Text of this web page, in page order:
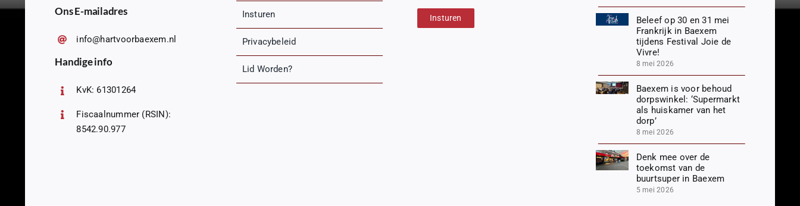
Ons E-mailadres
info@hartvoorbaexem.nl
Handige info
KvK: 61301264
Fiscaalnummer (RSIN):
8542.90.977
Insturen
Privacybeleid
Lid Worden?
Insturen
Beleef op 30 en 31 mei
Frankrijk in Baexem
tijdens Festival Joie de
Vivre!
8 mei 2026
Baexem is voor behoud
dorpswinkel: ‘Supermarkt
als huiskamer van het
dorp’
8 mei 2026
Denk mee over de
toekomst van de
buurtsuper in Baexem
5 mei 2026